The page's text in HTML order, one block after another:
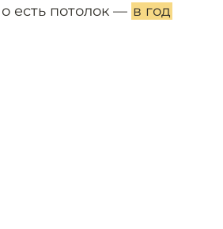
есть потолок — в год